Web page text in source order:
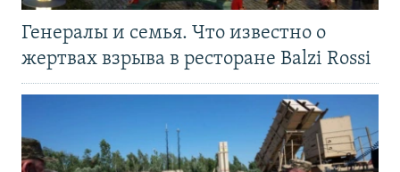
Генералы и семья. Что известно о
жертвах взрыва в ресторане Balzi Rossi